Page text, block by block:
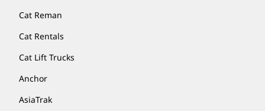
Cat Reman
Cat Rentals
Cat Lift Trucks
Anchor
AsiaTrak